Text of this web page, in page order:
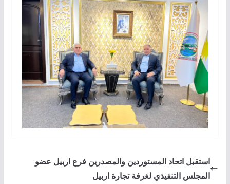
استقبل اتحاد المستوردين والمصدرين فرع اربيل عضو
المجلس التنفيذي لغرفة تجارة اربيل